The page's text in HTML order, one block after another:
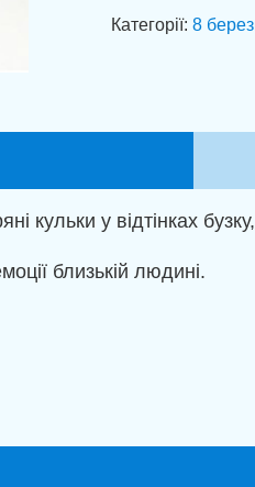
комплімент"
Категорії: 8
кульки у відтінках
близькій людині.